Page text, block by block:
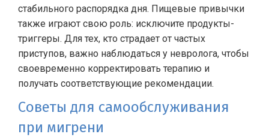
стабильного распорядка дня. Пищевые привычки
также играют свою роль: исключите продукты-
триггеры. Для тех, кто страдает от частых
приступов, важно наблюдаться у невролога, чтобы
своевременно корректировать терапию и
получать соответствующие рекомендации.
Советы для самообслуживания
при мигрени